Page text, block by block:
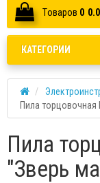
Tоваров 0
КАТЕГОРИИ
Пила торцовочная
Пила
"Зверь